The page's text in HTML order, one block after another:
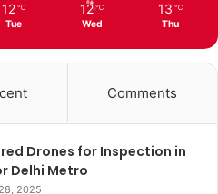
12 ℃
Tue
12 ℃
Wed
13 ℃
Thu
Comments
Drones for Inspection in
Delhi Metro
2025